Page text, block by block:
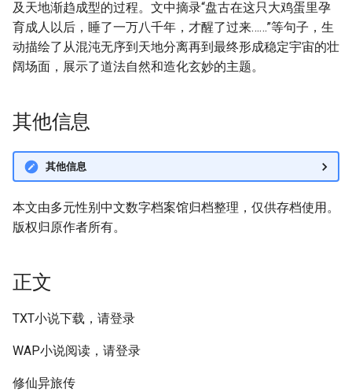
及天地渐趋成型的过程。文中摘录“盘古在这只大鸡蛋里孕
育成人以后，睡了一万八千年，才醒了过来……”等句子，生
动描绘了从混沌无序到天地分离再到最终形成稳定宇宙的壮
阔场面，展示了道法自然和造化玄妙的主题。
其他信息
其他信息
本文由多元性别中文数字档案馆归档整理，仅供存档使用。
版权归原作者所有。
正文
TXT小说下载，请登录
WAP小说阅读，请登录
修仙异旅传